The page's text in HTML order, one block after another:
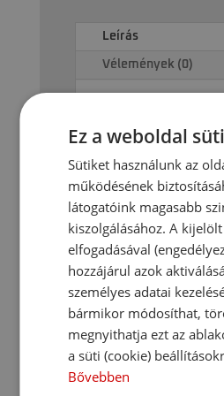
GREY-
(szürke,
2,6
kW)
mennyiség
Leírás
Vélemények (0)
Csepptálca fűtés
Silent üzemmód
4 irányú légterelés
ECO mód
Alvás automata
Automatikus
Időzítő funkció
Hűtőközeg hiány
Gear shift
8 C temperáló fűtés
Automatikus
funkció
Ez a weboldal
Sütiket használunk az
működésének
látogatóink magasabb
kiszolgálásához. A
elfogadásával
hozzájárul azok
személyes adatai
bármikor módosíthat,
megnyithatja ezt az
a süti (cookie)
Bővebben